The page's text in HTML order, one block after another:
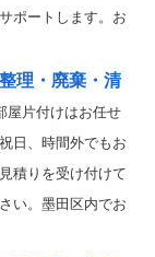
ポートします。お
理・廃棄・清
屋片付けはお任せ
日、時間外でもお
積りを受け付けて
い。墨田区内でお